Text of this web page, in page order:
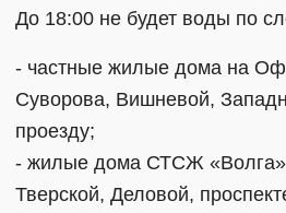
До 18:00 не будет воды по
- частные жилые дома на
Суворова, Вишневой,
проезду;
- жилые дома СТСЖ
Тверской, Деловой,